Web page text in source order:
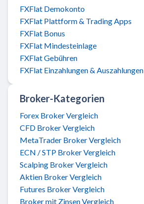
FXFlat Demokonto
FXFlat Plattform & Trading Apps
FXFlat Bonus
FXFlat Mindesteinlage
FXFlat Gebühren
FXFlat Einzahlungen & Auszahlungen
Broker-Kategorien
Forex Broker Vergleich
CFD Broker Vergleich
MetaTrader Broker Vergleich
ECN / STP Broker Vergleich
Scalping Broker Vergleich
Aktien Broker Vergleich
Futures Broker Vergleich
Broker mit Zinsen Vergleich